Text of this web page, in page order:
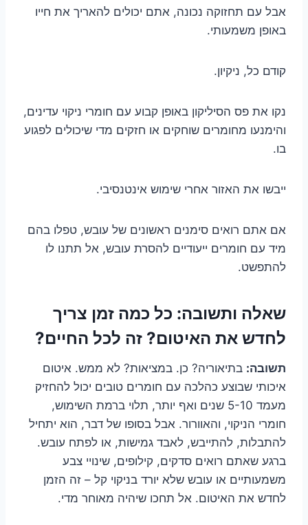
אבל עם תחזוקה נכונה, אתם יכולים להאריך את חייו
באופן משמעותי.
קודם כל, ניקיון.
נקו את פס הסיליקון באופן קבוע עם חומרי ניקוי עדינים,
והימנעו מחומרים שוחקים או חזקים מדי שיכולים לפגוע
בו.
ייבשו את האזור אחרי שימוש אינטנסיבי.
אם אתם רואים סימנים ראשונים של עובש, טפלו בהם
מיד עם חומרים ייעודיים להסרת עובש, אל תתנו לו
להתפשט.
שאלה ותשובה: כל כמה זמן צריך
לחדש את האיטום? זה לכל החיים?
תשובה: בתיאוריה? כן. במציאות? לא ממש. איטום
איכותי שבוצע כהלכה עם חומרים טובים יכול להחזיק
מעמד 5-10 שנים ואף יותר, תלוי ברמת השימוש,
חומרי הניקוי, והאוורור. אבל בסופו של דבר, הוא יתחיל
להתבלות, להתייבש, לאבד גמישות, או לפתח עובש.
ברגע שאתם רואים סדקים, קילופים, שינויי צבע
משמעותיים או עובש שלא יורד בניקוי קל – זה הזמן
לחדש את האיטום. אל תחכו שיהיה מאוחר מדי.